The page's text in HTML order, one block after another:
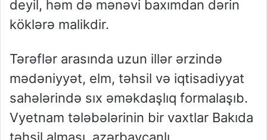
deyil, həm də mənəvi baxımdan dərin
köklərə malikdir.
Tərəflər arasında uzun illər ərzində
mədəniyyət, elm, təhsil və iqtisadiyyat
sahələrində sıx əməkdaşlıq formalaşıb.
Vyetnam tələbələrinin bir vaxtlar Bakıda
təhsil alması, azərbaycanlı